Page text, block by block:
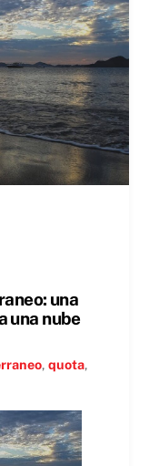
una
una nube
, quota,